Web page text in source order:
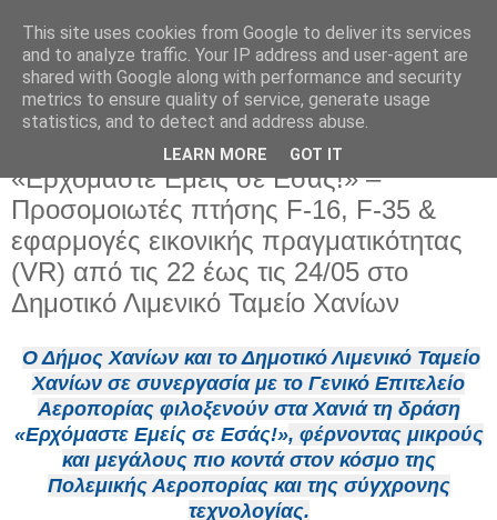
Τετάρτη 20 Μαΐου 2026
«Ερχόμαστε Εμείς σε Εσάς!» –
Προσομοιωτές πτήσης F-16, F-35 &
εφαρμογές εικονικής πραγματικότητας
(VR) από τις 22 έως τις 24/05 στο
Δημοτικό Λιμενικό Ταμείο Χανίων
Ο Δήμος Χανίων και το Δημοτικό Λιμενικό Ταμείο
Χανίων σε συνεργασία με το Γενικό Επιτελείο
Αεροπορίας φιλοξενούν στα Χανιά τη δράση
«Ερχόμαστε Εμείς σε Εσάς!», φέρνοντας μικρούς
και μεγάλους πιο κοντά στον κόσμο της
Πολεμικής Αεροπορίας και της σύγχρονης
τεχνολογίας.
This site uses cookies from Google to deliver its services
and to analyze traffic. Your IP address and user-agent are
shared with Google along with performance and security
metrics to ensure quality of service, generate usage
statistics, and to detect and address abuse.
LEARN MORE GOT IT